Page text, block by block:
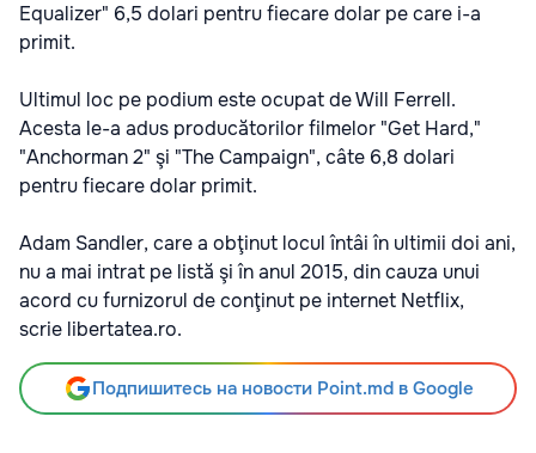
Equalizer" 6,5 dolari pentru fiecare dolar pe care i-a
primit.
Ultimul loc pe podium este ocupat de Will Ferrell.
Acesta le-a adus producătorilor filmelor "Get Hard,"
"Anchorman 2" şi "The Campaign", câte 6,8 dolari
pentru fiecare dolar primit.
Adam Sandler, care a obţinut locul întâi în ultimii doi ani,
nu a mai intrat pe listă şi în anul 2015, din cauza unui
acord cu furnizorul de conţinut pe internet Netflix,
scrie libertatea.ro.
Подпишитесь на новости Point.md в Google